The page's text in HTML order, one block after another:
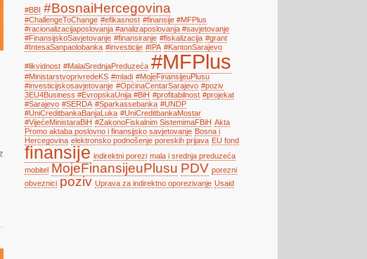
#BBI #BosnaiHercegovina
#ChallengeToChange #efikasnost #finansije #MFPlus
#racionalizacijaposlovanja #analizaposlovanja #savjetovanje
#FinansijskoSavjetovanje #finansiranje #fiskalizacija #grant
#IntesaSanpaolobanka #investicije #IPA #KantonSarajevo
#likvidnost #MalaiSrednjaPreduzeća #MFPlus
#MinistarstvoprivredeKS #mladi #MojeFinansijeuPlusu
#investicijskosavjetovanje #OpćinaCentarSarajevo #poziv
3EU4Business #EvropskaUnija #BiH #profitabilnost #projekat
#Sarajevo #SERDA #Sparkassebanka #UNDP
#UniCreditbankaBanjaLuka #UniCreditbankaMostar
#VijećeMinistaraBiH #ZakonoFiskalnim SistemimaFBiH Akta
Promo aktaba poslovno i finansijsko savjetovanje Bosna i
Hercegovina elektronsko podnošenje poreskih prijava EU fond
finansije indirektni porezi mala i srednja preduzeća
mobitel MojeFinansijeuPlusu PDV porezni
obveznici poziv Uprava za indirektno oporezivanje Usaid